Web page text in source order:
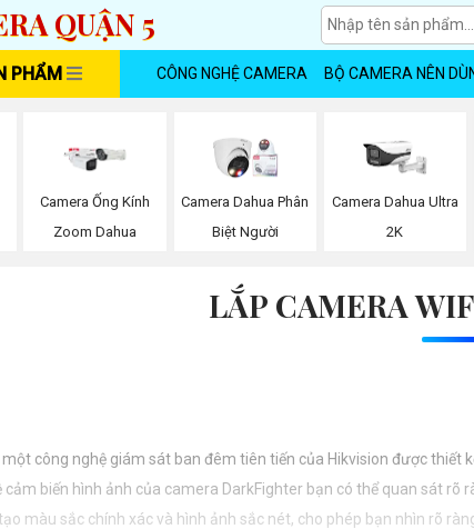
QUẬN 5
PHẨM CÔNG NGHỆ CAMERA BỘ CAMERA NÊN
Camera Ống Kính
Zoom Dahua
Camera Dahua Phân
Biệt Người
Camera Dahua Ultra
2K
LẮP CAMERA
công nghệ giám sát ban đêm tiên tiến của Hikvision được
biến hình ảnh của camera DarkFighter bạn có thể quan sát rõ
màu sắc chính xác và hình ảnh sắc nét, cho phép bạn nhìn rõ